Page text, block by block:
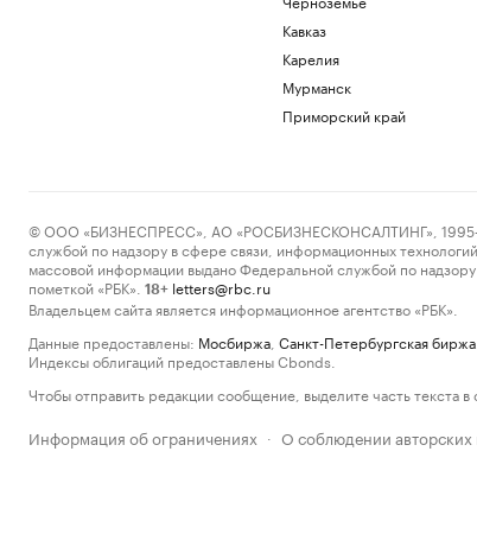
Кавказ
Карелия
Мурманск
Приморский край
© ООО «БИЗНЕСПРЕСС», АО «РОСБИЗНЕСКОНСАЛТИНГ»,
службой по надзору в сфере связи, информационных
массовой информации выдано Федеральной службой по
пометкой «РБК».
18+ letters@rbc.ru
Владельцем сайта является информационное агентство «РБК».
Данные предоставлены: Мосбиржа Санкт-Петербургская биржа
Индексы облигаций предоставлены Cbonds.
Чтобы отправить редакции сообщение, выделите часть текста
Информация об ограничениях · О соблюдении авторских